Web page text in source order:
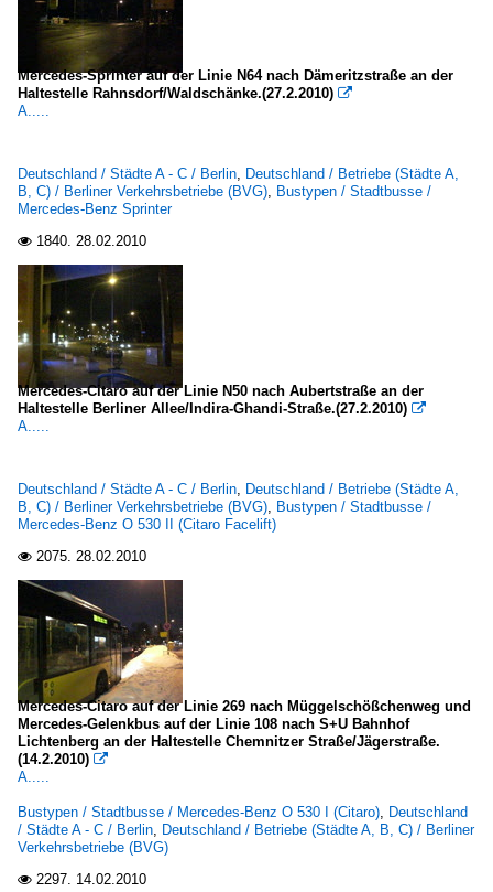
Mercedes-Sprinter auf der Linie N64 nach Dämeritzstraße an der
Haltestelle Rahnsdorf/Waldschänke.(27.2.2010) 
A.....
Deutschland / Städte A - C / Berlin, Deutschland / Betriebe (Städte A,
B, C) / Berliner Verkehrsbetriebe (BVG), Bustypen / Stadtbusse /
Mercedes-Benz Sprinter
 1840. 28.02.2010
Mercedes-Citaro auf der Linie N50 nach Aubertstraße an der
Haltestelle Berliner Allee/Indira-Ghandi-Straße.(27.2.2010) 
A.....
Deutschland / Städte A - C / Berlin, Deutschland / Betriebe (Städte A,
B, C) / Berliner Verkehrsbetriebe (BVG), Bustypen / Stadtbusse /
Mercedes-Benz O 530 II (Citaro Facelift)
 2075. 28.02.2010
Mercedes-Citaro auf der Linie 269 nach Müggelschößchenweg und
Mercedes-Gelenkbus auf der Linie 108 nach S+U Bahnhof
Lichtenberg an der Haltestelle Chemnitzer Straße/Jägerstraße.
(14.2.2010) 
A.....
Bustypen / Stadtbusse / Mercedes-Benz O 530 I (Citaro), Deutschland
/ Städte A - C / Berlin, Deutschland / Betriebe (Städte A, B, C) / Berliner
Verkehrsbetriebe (BVG)
 2297. 14.02.2010